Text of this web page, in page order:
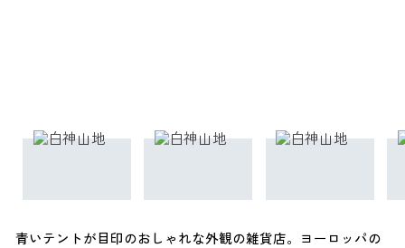
青いテントが目印のおしゃれな外観の雑貨店。ヨーロッパの